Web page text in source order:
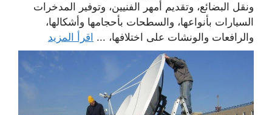
ونقل البضائع، وتقديم أمهر الفنيين، وتوفير المدخرات
السيارات بأنواعها، والسطحات بأحجامها وأشكالها،
والرافعات والونشات على اختلافها، ... اقرأ المزيد